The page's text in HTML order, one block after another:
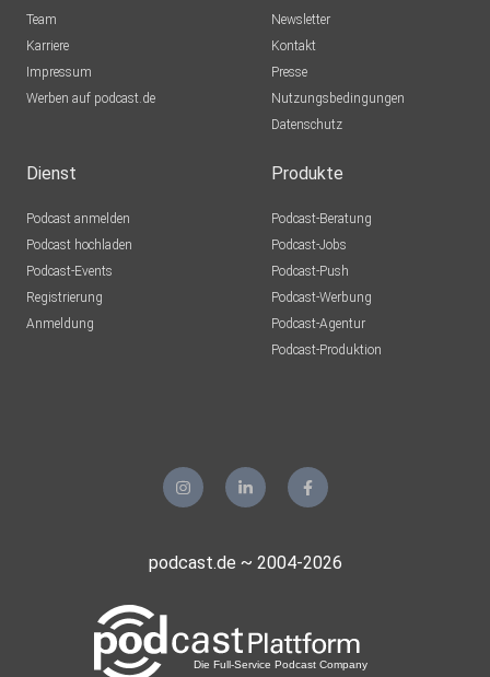
Team
Karriere
Impressum
Werben auf podcast.de
Newsletter
Kontakt
Presse
Nutzungsbedingungen
Datenschutz
Dienst
Podcast anmelden
Podcast hochladen
Podcast-Events
Registrierung
Anmeldung
Produkte
Podcast-Beratung
Podcast-Jobs
Podcast-Push
Podcast-Werbung
Podcast-Agentur
Podcast-Produktion
podcast.de ~ 2004-2026